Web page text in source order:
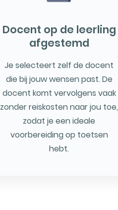
Docent op de leerling
afgestemd
Je selecteert zelf de docent
die bij jouw wensen past. De
docent komt vervolgens vaak
zonder reiskosten naar jou toe,
zodat je een ideale
voorbereiding op toetsen
hebt.